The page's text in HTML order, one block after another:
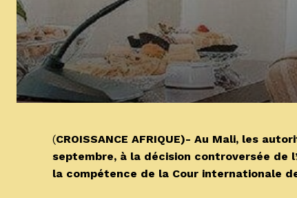
(CROISSANCE AFRIQUE)- Au Mali, les
septembre, à la décision controversée de
la compétence de la Cour internationale